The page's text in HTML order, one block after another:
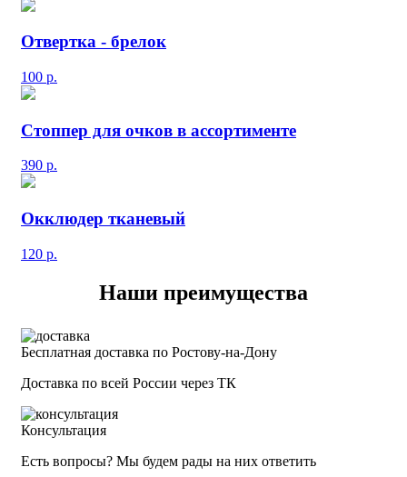
Отвертка - брелок
100 р.
Стоппер для очков в ассортименте
390 р.
Окклюдер тканевый
120 р.
Наши преимущества
Бесплатная доставка по Ростову-на-Дону
Доставка по всей России через ТК
Консультация
Есть вопросы? Мы будем рады на них ответить